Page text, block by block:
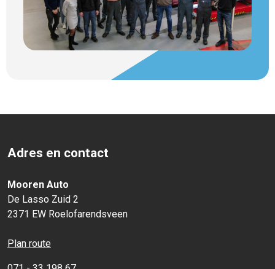
Adres en contact
Mooren Auto
De Lasso Zuid 2
2371 EW Roelofarendsveen
Plan route